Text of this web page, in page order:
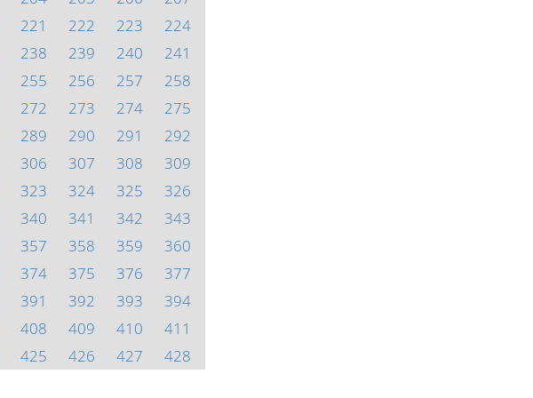
221 222 223
224
238 239 240
241
255 256 257
258
272 273 274
275
289 290 291
292
306 307 308
309
323 324 325
326
340 341 342
343
357 358 359
360
374 375 376
377
391 392 393
394
408 409 410
411
425 426 427
428